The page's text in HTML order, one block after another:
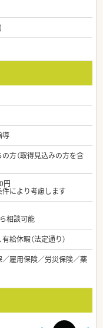
導
方（取得見込みの方を含
円
件により考慮します
相談可能
給休暇（法定通り）
雇用保険／労災保険／薬